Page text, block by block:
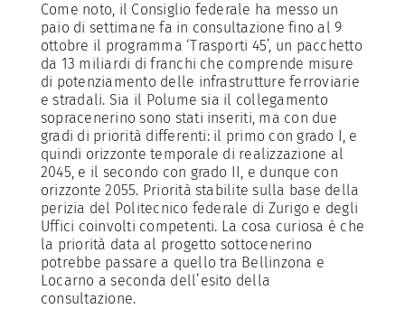
Come noto, il Consiglio federale ha messo un
paio di settimane fa in consultazione fino al 9
ottobre il programma ‘Trasporti 45’, un pacchetto
da 13 miliardi di franchi che comprende misure
di potenziamento delle infrastrutture ferroviarie
e stradali. Sia il Polume sia il collegamento
sopracenerino sono stati inseriti, ma con due
gradi di priorità differenti: il primo con grado I, e
quindi orizzonte temporale di realizzazione al
2045, e il secondo con grado II, e dunque con
orizzonte 2055. Priorità stabilite sulla base della
perizia del Politecnico federale di Zurigo e degli
Uffici coinvolti competenti. La cosa curiosa è che
la priorità data al progetto sottocenerino
potrebbe passare a quello tra Bellinzona e
Locarno a seconda dell’esito della
consultazione.